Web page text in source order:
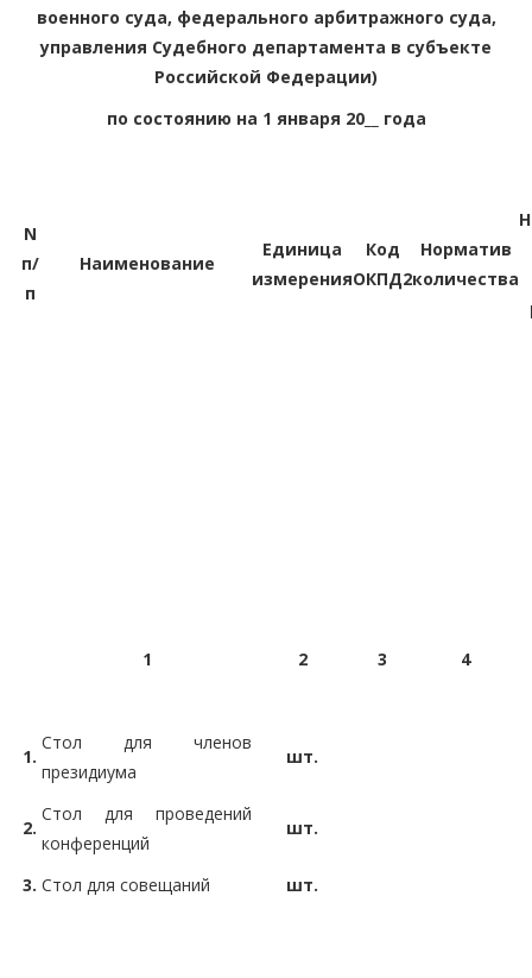
военного суда, федерального арбитражного суда,
управления Судебного департамента в субъекте
Российской Федерации)
по состоянию на 1 января 20__ года
N
п/
п
Наименование
Единица
измерения
Код
ОКПД2
Норматив
количества
1 2 3 4
1.
Стол для членов
президиума
шт.
2.
Стол для проведений
конференций
шт.
3. Стол для совещаний шт.